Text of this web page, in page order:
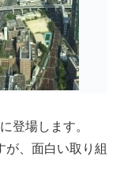
登場します。
が、面白い取り組